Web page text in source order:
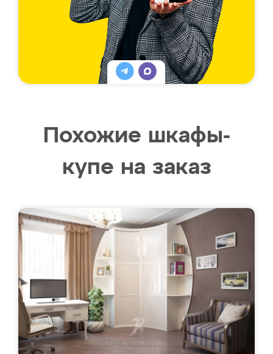
Похожие шкафы-
купе на заказ